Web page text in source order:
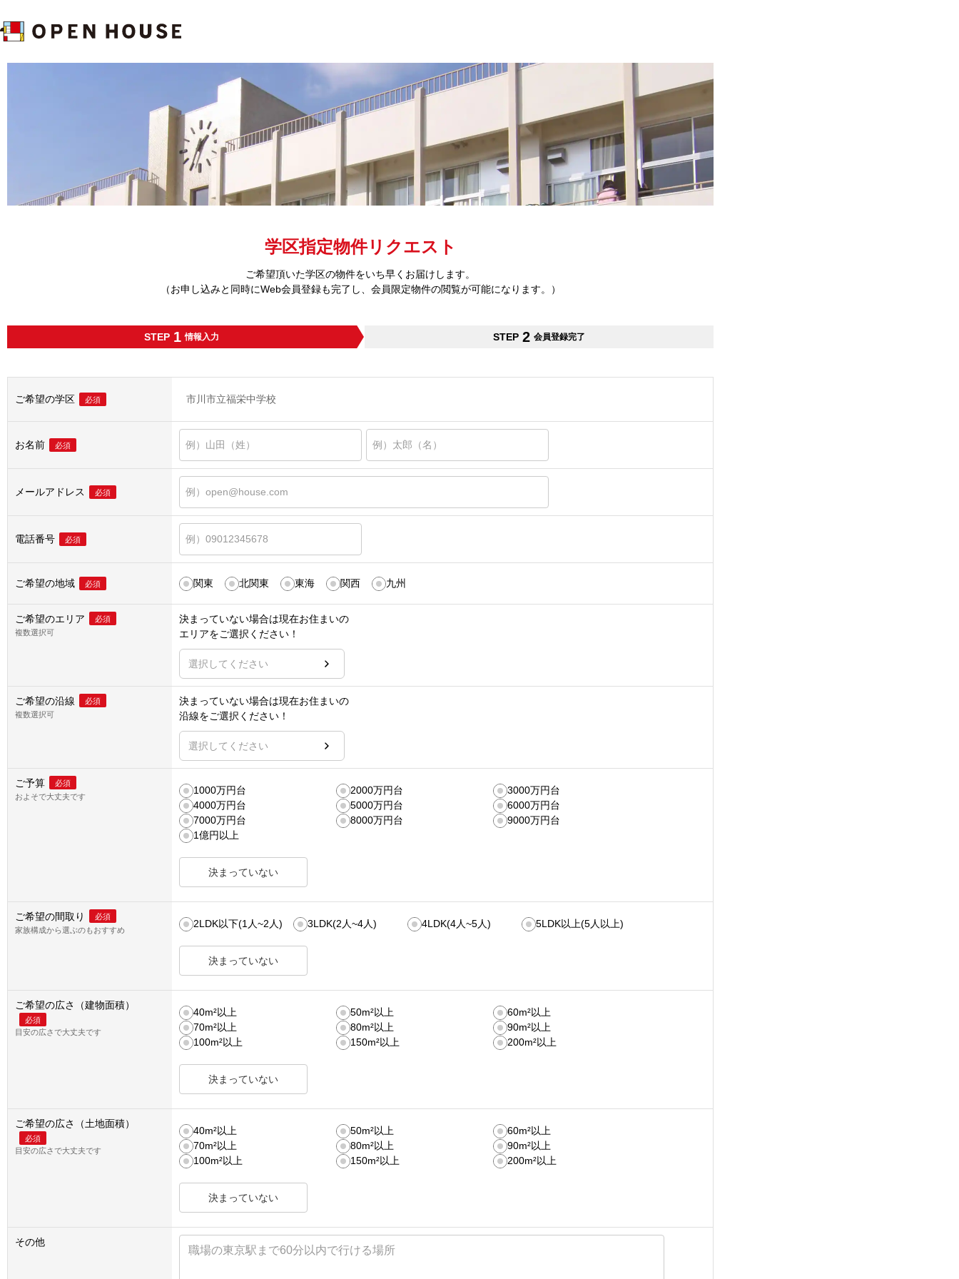
学区指定物件リクエスト
ご希望頂いた学区の物件をいち早くお届けします。
（お申し込みと同時にWeb会員登録も完了し、会員限定物件の閲覧が可能になります。）
STEP 1 情報入力 STEP 2 会員登録完了
ご希望の学区 必須 市川市立福栄中学校
お名前 必須
メールアドレス 必須
電話番号 必須
ご希望の地域 必須 関東 北関東 東海 関西 九州
ご希望のエリア
必須
複数選択可
決まっていない場合は現在お住まいの
エリアをご選択ください！
選択してください
ご希望の沿線
必須
複数選択可
決まっていない場合は現在お住まいの
沿線をご選択ください！
選択してください
ご予算
必須
およそで大丈夫です
1000万円台 2000万円台
3000万円台
4000万円台
5000万円台
6000万円台
7000万円台
8000万円台
9000万円台
1億円以上
決まっていない
ご希望の間取り
必須
家族構成から選ぶのもおすすめ
2LDK以下(1人~2人) 3LDK(2人~4人) 4LDK(4人~5人) 5LDK以上(5人以上)
決まっていない
ご希望の広さ（建物面積）
必須
目安の広さで大丈夫です
40m²以上 50m²以上
60m²以上
70m²以上
80m²以上
90m²以上
100m²以上
150m²以上 200m²以上
決まっていない
ご希望の広さ（土地面積）
必須
目安の広さで大丈夫です
40m²以上 50m²以上
60m²以上
70m²以上
80m²以上
90m²以上
100m²以上
150m²以上 200m²以上
決まっていない
その他